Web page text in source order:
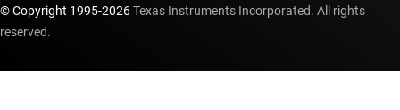
© Copyright 1995-2026Texas Instruments Incorporated. All rights
reserved.